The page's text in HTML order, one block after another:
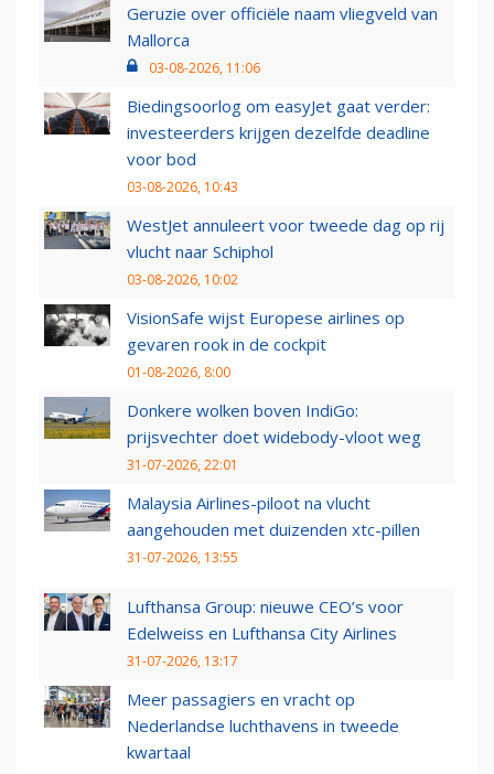
Geruzie over officiële naam vliegveld van
Mallorca
03-08-2026, 11:06
Biedingsoorlog om easyJet gaat verder:
investeerders krijgen dezelfde deadline
voor bod
03-08-2026, 10:43
WestJet annuleert voor tweede dag op rij
vlucht naar Schiphol
03-08-2026, 10:02
VisionSafe wijst Europese airlines op
gevaren rook in de cockpit
01-08-2026, 8:00
Donkere wolken boven IndiGo:
prijsvechter doet widebody-vloot weg
31-07-2026, 22:01
Malaysia Airlines-piloot na vlucht
aangehouden met duizenden xtc-pillen
31-07-2026, 13:55
Lufthansa Group: nieuwe CEO’s voor
Edelweiss en Lufthansa City Airlines
31-07-2026, 13:17
Meer passagiers en vracht op
Nederlandse luchthavens in tweede
kwartaal